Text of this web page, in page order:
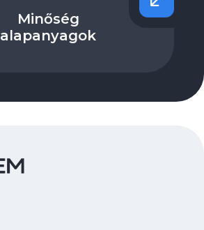
Minőség
alapanyagok